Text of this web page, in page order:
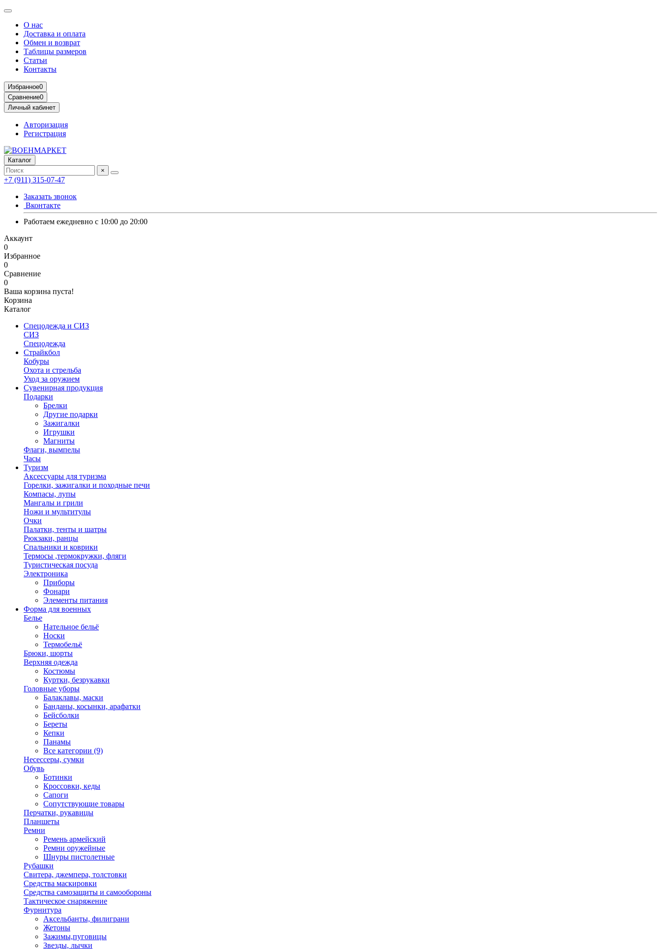
О нас
Доставка и оплата
Обмен и возврат
Таблицы размеров
Статьи
Контакты
Избранное0
Сравнение0
Личный кабинет
Авторизация
Регистрация
Каталог
×
+7 (911) 315-07-47
Заказать звонок
Вконтакте
Работаем ежедневно с 10:00 до 20:00
Аккаунт
0
Избранное
0
Сравнение
0
Ваша корзина пуста!
Корзина
Каталог
Спецодежда и СИЗ
СИЗ
Спецодежда
Страйкбол
Кобуры
Охота и стрельба
Уход за оружием
Сувенирная продукция
Подарки
Брелки
Другие подарки
Зажигалки
Игрушки
Магниты
Флаги, вымпелы
Часы
Туризм
Аксессуары для туризма
Горелки, зажигалки и походные печи
Компасы, лупы
Мангалы и грили
Ножи и мультитулы
Очки
Палатки, тенты и шатры
Рюкзаки, ранцы
Спальники и коврики
Термосы ,термокружки, фляги
Туристическая посуда
Электроника
Приборы
Фонари
Элементы питания
Форма для военных
Белье
Нательное бельё
Носки
Термобельё
Брюки, шорты
Верхняя одежда
Костюмы
Куртки, безрукавки
Головные уборы
Балаклавы, маски
Банданы, косынки, арафатки
Бейсболки
Береты
Кепки
Панамы
Все категории (9)
Несессеры, сумки
Обувь
Ботинки
Кроссовки, кеды
Сапоги
Сопутствующие товары
Перчатки, рукавицы
Планшеты
Ремни
Ремень армейский
Ремни оружейные
Шнуры пистолетные
Рубашки
Свитера, джемпера, толстовки
Средства маскировки
Средства самозащиты и самообороны
Тактическое снаряжение
Фурнитура
Аксельбанты, филиграни
Жетоны
Зажимы,пуговицы
Звезды, лычки